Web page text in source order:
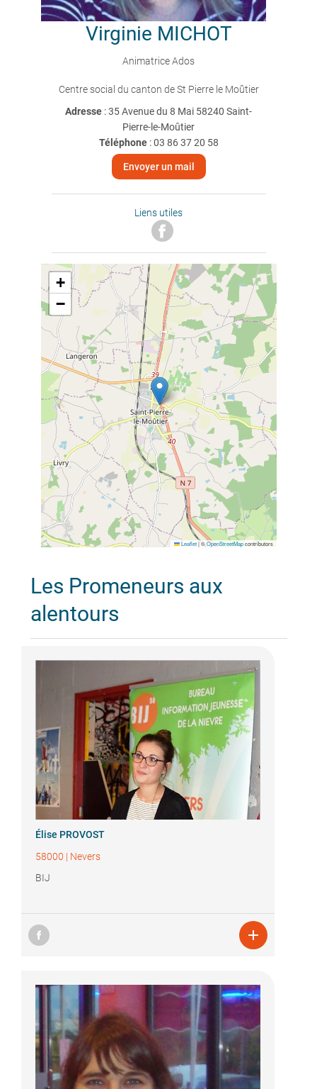
Virginie MICHOT
Animatrice Ados
Centre social du canton de St Pierre le Moûtier
Adresse : 35 Avenue du 8 Mai 58240 Saint-
Pierre-le-Moûtier
Téléphone:03 86 37 20 58
Envoyer un mail
Liens utiles
+
−
Leaflet |©OpenStreetMapcontributors
Les Promeneurs aux
alentours
Élise PROVOST
58000 | Nevers
BIJ
